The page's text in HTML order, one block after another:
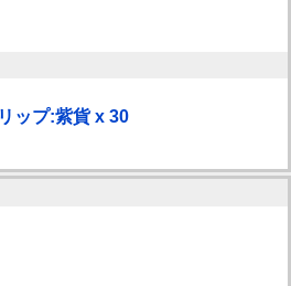
ップ:紫貨 x 30